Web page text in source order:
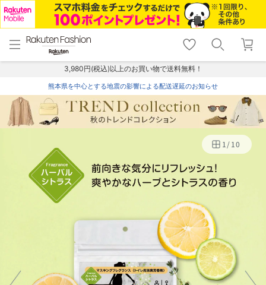
menu home
トップ
shopping_cart lock_outline
ログイン
3,980円(税込)以上のお買い物で送料無料！
熊本県を中心とする地震の影響による配送遅延のお知らせ
1/10